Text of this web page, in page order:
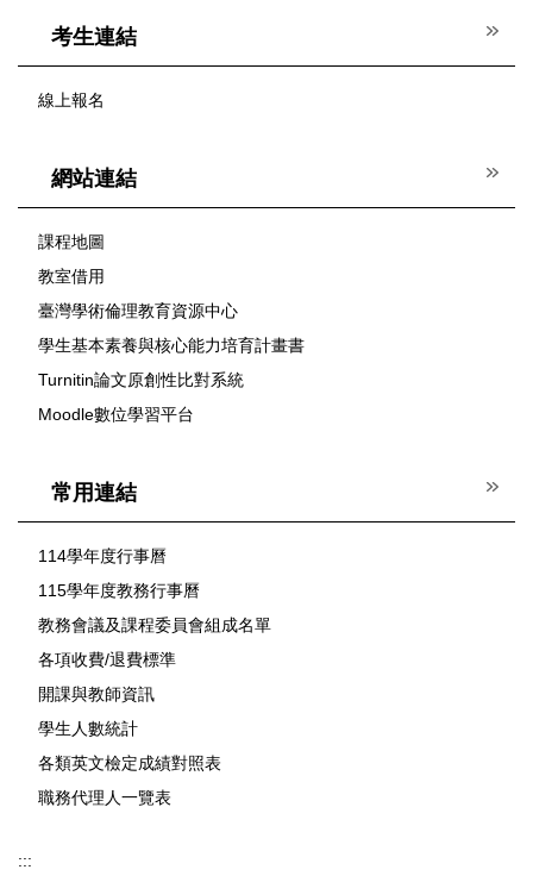
考生連結
線上報名
網站連結
課程地圖
教室借用
臺灣學術倫理教育資源中心
學生基本素養與核心能力培育計畫書
Turnitin論文原創性比對系統
Moodle數位學習平台
常用連結
114學年度行事曆
115學年度教務行事曆
教務會議及課程委員會組成名單
各項收費/退費標準
開課與教師資訊
學生人數統計
各類英文檢定成績對照表
職務代理人一覽表
:::